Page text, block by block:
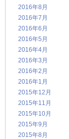
2016年8月
2016年7月
2016年6月
2016年5月
2016年4月
2016年3月
2016年2月
2016年1月
2015年12月
2015年11月
2015年10月
2015年9月
2015年8月